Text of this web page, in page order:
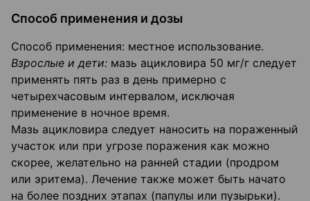
Способ применения и дозы
Способ применения: местное использование.
Взрослые и дети: мазь ацикловира 50 мг/г следует
применять пять раз в день примерно с
четырехчасовым интервалом, исключая
применение в ночное время.
Мазь ацикловира следует наносить на пораженный
участок или при угрозе поражения как можно
скорее, желательно на ранней стадии (продром
или эритема). Лечение также может быть начато
на более поздних этапах (папулы или пузырьки).